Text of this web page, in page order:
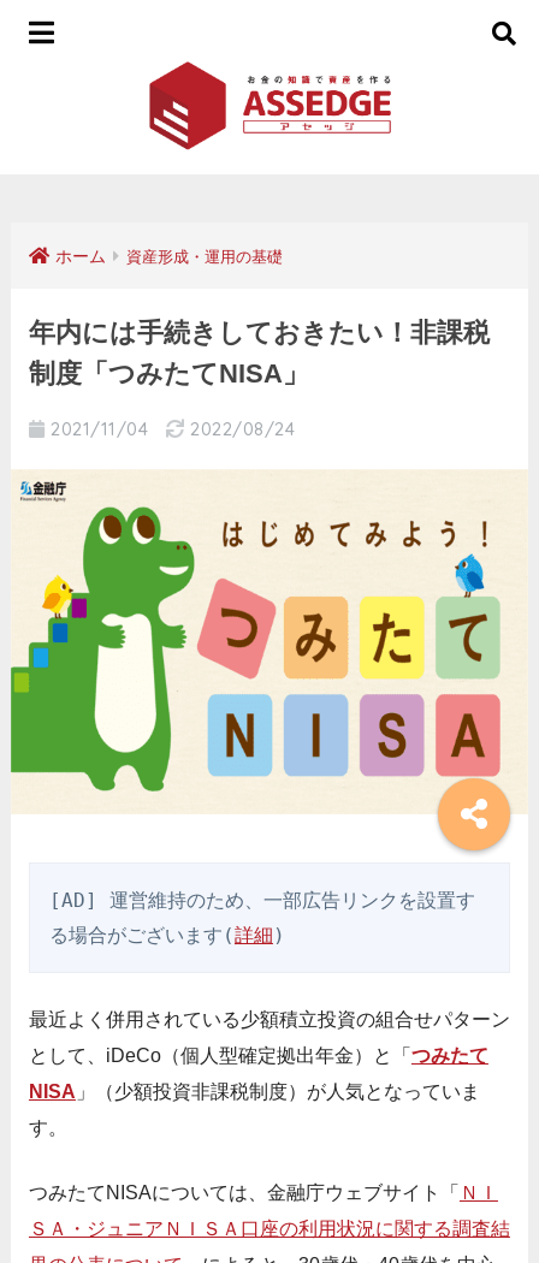
ホーム 資産形成・運用の基礎
年内には手続きしておきたい！非課税
制度「つみたてNISA」
2021/11/04 2022/08/24
[AD] 運営維持のため、一部広告リンクを設置す
る場合がございます(詳細 )
最近よく併用されている少額積立投資の組合せパターン
として、iDeCo（個人型確定拠出年金）と「 つみたて
NISA 」（少額投資非課税制度）が人気となっていま
す。
つみたてNISAについては、金融庁ウェブサイト「 ＮＩ
ＳＡ・ジュニアＮＩＳＡ口座の利用状況に関する調査結